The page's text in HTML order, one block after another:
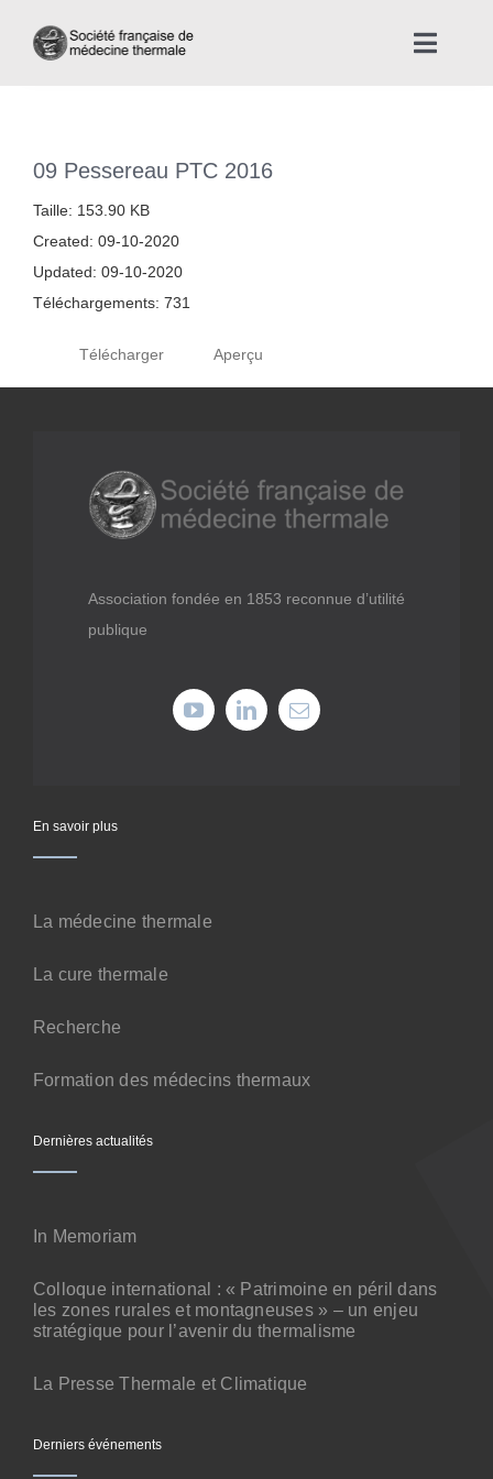
Toggle
Actualités
Médiathèque
Recherche
Offres professionnelles
Cotiser
Faire un don
09 Pessereau PTC 2016
Taille: 153.90 KB
Created: 09-10-2020
Updated: 09-10-2020
Téléchargements: 731
Télécharger Aperçu
Association fondée en 1853 reconnue d’utilité
publique
En savoir plus
La médecine thermale
La cure thermale
Recherche
Formation des médecins thermaux
Dernières actualités
In Memoriam
Colloque international : « Patrimoine en péril dans
les zones rurales et montagneuses » – un enjeu
stratégique pour l’avenir du thermalisme
La Presse Thermale et Climatique
Derniers événements